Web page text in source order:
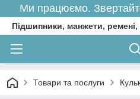
Ми працюємо.
Підшипники, манжети,
Товари та послуги